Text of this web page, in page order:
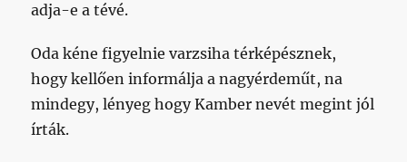
adja-e a tévé.
Oda kéne figyelnie varzsiha térképésznek,
hogy kellően informálja a nagyérdeműt, na
mindegy, lényeg hogy Kamber nevét megint jól
írták.